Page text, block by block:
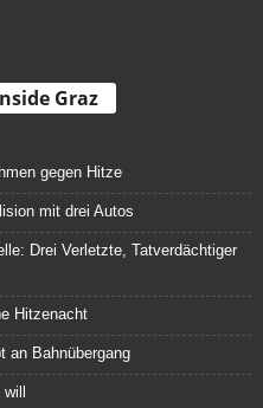
Graz
gegen Hitze
mit drei Autos
Drei Verletzte, Tatverdächtiger
Hitzenacht
an Bahnübergang